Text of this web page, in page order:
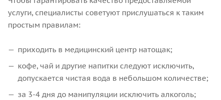
услуги, специалисты советуют прислушаться к таким
простым правилам:
приходить в медицинский центр натощак;
кофе, чай и другие напитки следуют исключить,
допускается чистая вода в небольшом количестве;
за 3-4 дня до манипуляции исключить алкоголь;